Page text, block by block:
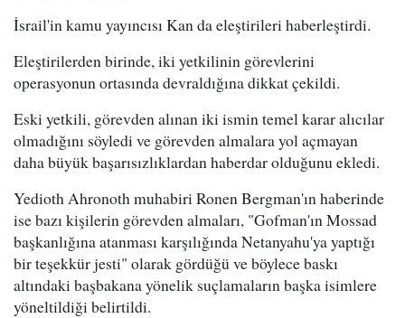
İsrail'in kamu yayıncısı Kan da eleştirileri haberleştirdi.
Eleştirilerden birinde, iki yetkilinin görevlerini
operasyonun ortasında devraldığına dikkat çekildi.
Eski yetkili, görevden alınan iki ismin temel karar alıcılar
olmadığını söyledi ve görevden almalara yol açmayan
daha büyük başarısızlıklardan haberdar olduğunu ekledi.
Yedioth Ahronoth muhabiri Ronen Bergman'ın haberinde
ise bazı kişilerin görevden almaları, "Gofman'ın Mossad
başkanlığına atanması karşılığında Netanyahu'ya yaptığı
bir teşekkür jesti" olarak gördüğü ve böylece baskı
altındaki başbakana yönelik suçlamaların başka isimlere
yöneltildiği belirtildi.